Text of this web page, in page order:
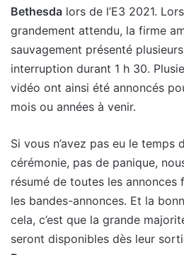
Bethesda lors de l’E3 2021.
grandement attendu, la firme
sauvagement présenté
interruption durant 1 h 30.
vidéo ont ainsi été annoncés
mois ou années à venir.
Si vous n’avez pas eu le temps
cérémonie, pas de panique,
résumé de toutes les annonces
les bandes-annonces. Et la
cela, c’est que la grande
seront disponibles dès leur